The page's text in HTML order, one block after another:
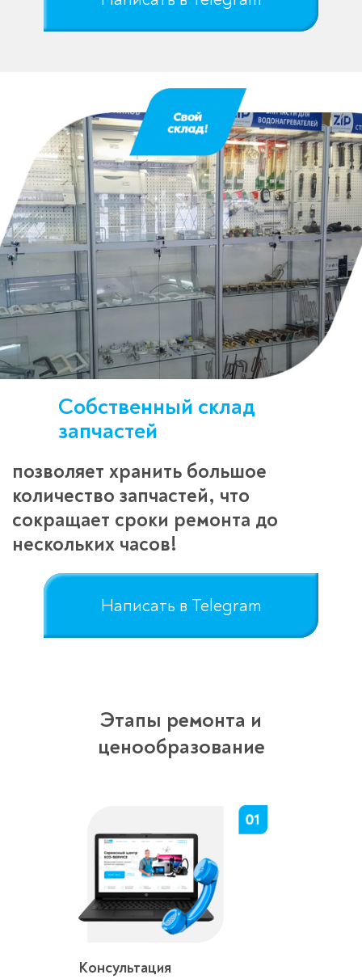
Собственный склад
запчастей
позволяет хранить большое
количество запчастей, что
сокращает сроки ремонта до
нескольких часов!
Написать в Telegram
Этапы ремонта и
ценообразование
Консультация